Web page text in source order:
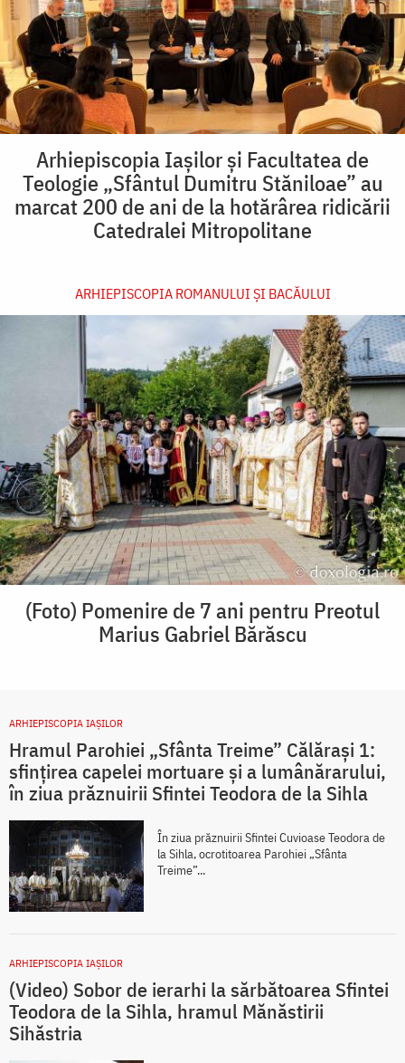
Arhiepiscopia Iașilor și Facultatea de
Teologie „Sfântul Dumitru Stăniloae” au
marcat 200 de ani de la hotărârea ridicării
Catedralei Mitropolitane
ARHIEPISCOPIA ROMANULUI ŞI BACĂULUI
(Foto) Pomenire de 7 ani pentru Preotul
Marius Gabriel Bărăscu
ARHIEPISCOPIA IAŞILOR
Hramul Parohiei „Sfânta Treime” Călărași 1:
sfințirea capelei mortuare și a lumânărarului,
în ziua prăznuirii Sfintei Teodora de la Sihla
În ziua prăznuirii Sfintei Cuvioase Teodora de
la Sihla, ocrotitoarea Parohiei „Sfânta
Treime”...
ARHIEPISCOPIA IAŞILOR
(Video) Sobor de ierarhi la sărbătoarea Sfintei
Teodora de la Sihla, hramul Mănăstirii
Sihăstria